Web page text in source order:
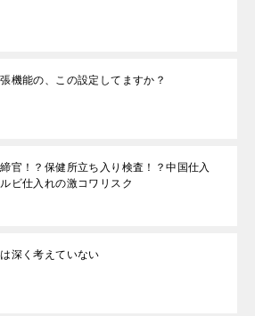
機能の、この設定してますか？
官！？保健所立ち入り検査！？中国仕入
ビ仕入れの激コワリスク
深く考えていない